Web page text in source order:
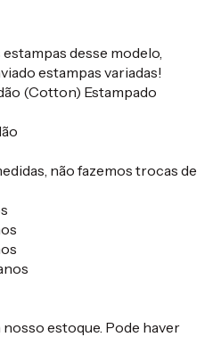
desse modelo,
estampas variadas!
(Cotton) Estampado
não fazemos trocas de
estoque. Pode haver